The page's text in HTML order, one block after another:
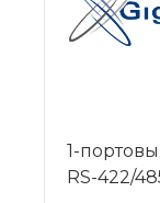
1-
RS-422/